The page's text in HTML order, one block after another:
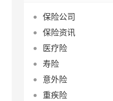
保险公司
保险资讯
医疗险
寿险
意外险
重疾险